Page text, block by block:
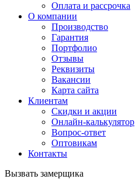
Оплата и рассрочка
О компании
Производство
Гарантия
Портфолио
Отзывы
Реквизиты
Вакансии
Карта сайта
Клиентам
Скидки и акции
Онлайн-калькулятор
Вопрос-ответ
Оптовикам
Контакты
Вызвать замерщика